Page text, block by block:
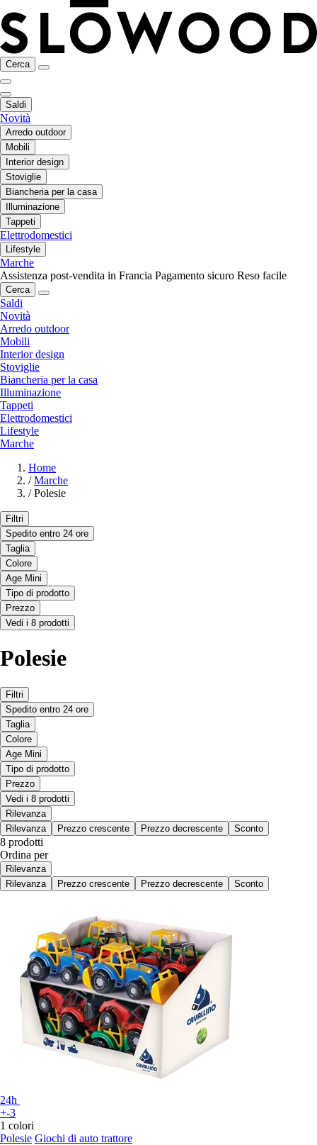
Cerca
Saldi
Novità
Arredo outdoor
Mobili
Interior design
Stoviglie
Biancheria per la casa
Illuminazione
Tappeti
Elettrodomestici
Lifestyle
Marche
Assistenza post-vendita in Francia Pagamento sicuro Reso facile
Cerca
Saldi
Novità
Arredo outdoor
Mobili
Interior design
Stoviglie
Biancheria per la casa
Illuminazione
Tappeti
Elettrodomestici
Lifestyle
Marche
Home
/ Marche
/ Polesie
Filtri
Spedito entro 24 ore
Taglia
Colore
Age Mini
Tipo di prodotto
Prezzo
Vedi i 8 prodotti
Polesie
Filtri
Spedito entro 24 ore
Taglia
Colore
Age Mini
Tipo di prodotto
Prezzo
Vedi i 8 prodotti
Rilevanza
Rilevanza
Prezzo crescente Prezzo decrescente Sconto
8 prodotti
Ordina per
Rilevanza
Rilevanza
Prezzo crescente Prezzo decrescente Sconto
24h
+-3
1 colori
Polesie Giochi di auto trattore